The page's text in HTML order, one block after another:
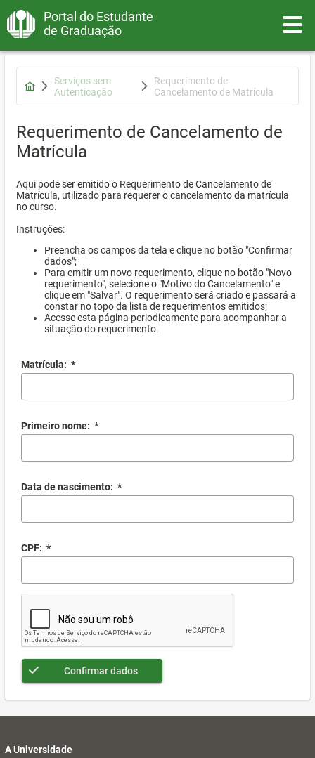
Portal do Estudante
de Graduação
Serviços sem
Autenticação
Requerimento de
Cancelamento de Matrícula
Requerimento de Cancelamento de
Matrícula
Aqui pode ser emitido o Requerimento de Cancelamento de
Matrícula, utilizado para requerer o cancelamento da matrícula
no curso.
Instruções:
Preencha os campos da tela e clique no botão "Confirmar
dados";
Para emitir um novo requerimento, clique no botão "Novo
requerimento", selecione o "Motivo do Cancelamento" e
clique em "Salvar". O requerimento será criado e passará a
constar no topo da lista de requerimentos emitidos;
Acesse esta página periodicamente para acompanhar a
situação do requerimento.
Matrícula: *
Primeiro nome: *
Data de nascimento: *
CPF: *
Confirmar dados
A Universidade